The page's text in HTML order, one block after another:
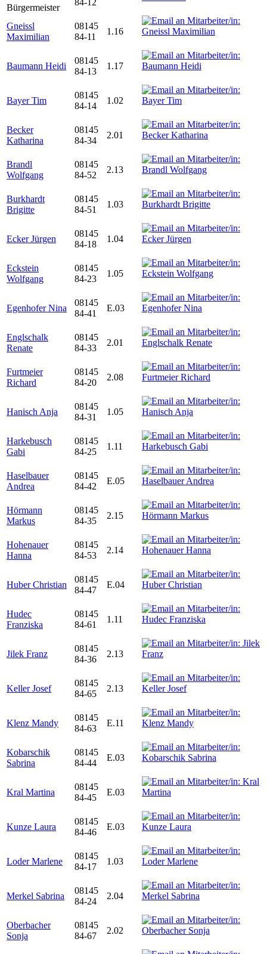
Bürgermeister
84-12
Gneissl
Maximilian
08145
84-11
1.16
Baumann Heidi
08145
84-13
1.17
Bayer Tim
08145
84-14
1.02
Becker
Katharina
08145
84-34
2.01
Brandl
Wolfgang
08145
84-52
2.13
Burkhardt
Brigitte
08145
84-51
1.03
Ecker Jürgen
08145
84-18
1.04
Eckstein
Wolfgang
08145
84-23
1.05
Egenhofer Nina
08145
84-41
E.03
Englschalk
Renate
08145
84-33
2.01
Furtmeier
Richard
08145
84-20
2.08
Hanisch Anja
08145
84-31
1.05
Harkebusch
Gabi
08145
84-25
1.11
Haselbauer
Andrea
08145
84-42
E.05
Hörmann
Markus
08145
84-35
2.15
Hohenauer
Hanna
08145
84-53
2.14
Huber Christian
08145
84-47
E.04
Hudec
Franziska
08145
84-61
1.11
Jilek Franz
08145
84-36
2.13
Keller Josef
08145
84-65
2.13
Klenz Mandy
08145
84-63
E.11
Kobarschik
Sabrina
08145
84-44
E.03
Kral Martina
08145
84-45
E.03
Kunze Laura
08145
84-46
E.03
Loder Marlene
08145
84-17
1.03
Merkel Sabrina
08145
84-24
2.04
Oberbacher
Sonja
08145
84-67
2.02